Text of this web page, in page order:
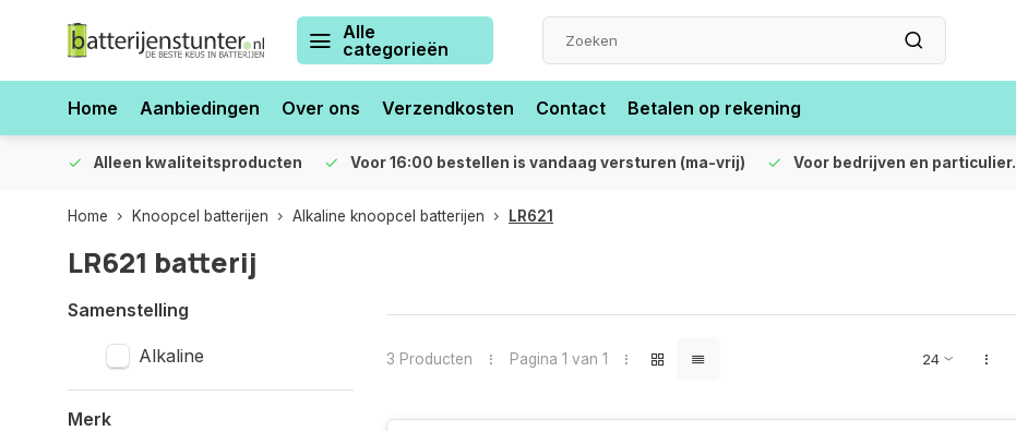
Alle
categorieën
Home Aanbiedingen Over ons Verzendkosten Contact Betalen op rekening
Alleen kwaliteitsproducten Voor 16:00 bestellen is vandaag versturen (ma-vrij) Voor bedrijven en particulier.
Home Knoopcel batterijen Alkaline knoopcel batterijen LR621
LR621 batterij
Samenstelling
Alkaline
Merk
3 Producten Pagina 1 van 1